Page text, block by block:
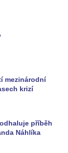
mezinárodní
krizí
příběh
Náhlíka